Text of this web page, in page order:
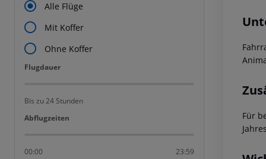
Alle Flüge
Mit Koffer
Ohne Koffer
Flugdauer
Flugdauer
Bis zu 24 Stunden
Abflugzeiten
Abflugzeiten
00:00 23:59
Für